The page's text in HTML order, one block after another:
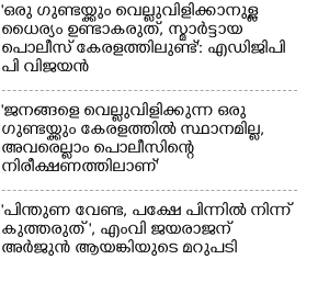
'ഒരു ഗുണ്ടയ്ക്കും വെല്ലുവിളിക്കാനുള്ള
ധൈര്യം ഉണ്ടാകരുത്, സ്മാർട്ടായ
പൊലീസ് കേരളത്തിലുണ്ട്': എഡിജിപി
പി വിജയൻ
'ജനങ്ങളെ വെല്ലുവിളിക്കുന്ന ഒരു
ഗുണ്ടയ്ക്കും കേരളത്തിൽ സ്ഥാനമില്ല,​
അവരെല്ലാം പൊലീസിന്റെ
നിരീക്ഷണത്തിലാണ്'
"പിന്തുണ വേണ്ട,​ പക്ഷേ പിന്നിൽ നിന്ന്
കുത്തരുത് ", എംവി ജയരാജന്
അർജുൻ ആയങ്കിയുടെ മറുപടി